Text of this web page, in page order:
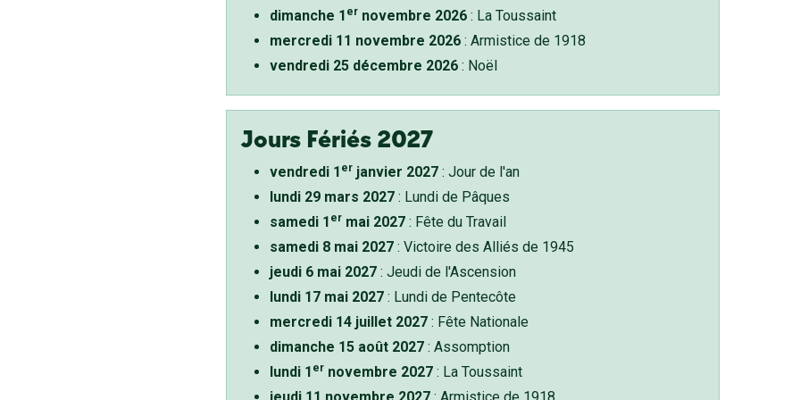
dimanche 1 ernovembre 2026: La Toussaint
mercredi 11 novembre 2026: Armistice de 1918
vendredi 25 décembre 2026: Noël
Jours Fériés 2027
vendredi 1 erjanvier 2027: Jour de l'an
lundi 29 mars 2027: Lundi de Pâques
samedi 1 ermai 2027: Fête du Travail
samedi 8 mai 2027: Victoire des Alliés de 1945
jeudi 6 mai 2027: Jeudi de l'Ascension
lundi 17 mai 2027: Lundi de Pentecôte
mercredi 14 juillet 2027: Fête Nationale
dimanche 15 août 2027: Assomption
lundi 1 ernovembre 2027: La Toussaint
jeudi 11 novembre 2027: Armistice de 1918